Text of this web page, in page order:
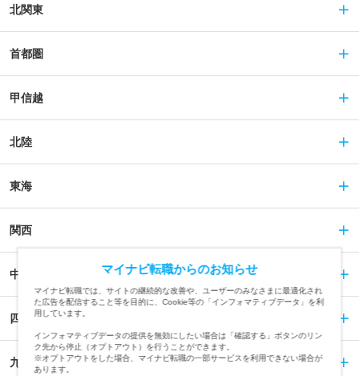
北関東
首都圏
甲信越
北陸
東海
関西
中国
四国
九州
マイナビ転職からのお知らせ
マイナビ転職では、サイトの継続的な改善や、ユーザーのみなさまに最適化され
た広告を配信すること等を目的に、Cookie等の「インフォマティブデータ」を利
用しています。
インフォマティブデータの提供を無効にしたい場合は「確認する」ボタンのリン
ク先から停止（オプトアウト）を行うことができます。
※オプトアウトをした場合、マイナビ転職の一部サービスを利用できない場合が
あります。